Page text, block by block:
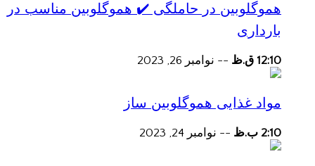
هموگلوبین در حاملگی ✔️ هموگلوبین مناسب در
بارداری
12:10 ق.ظ -- نوامبر 26, 2023
مواد غذایی هموگلوبین ساز
2:10 ب.ظ -- نوامبر 24, 2023